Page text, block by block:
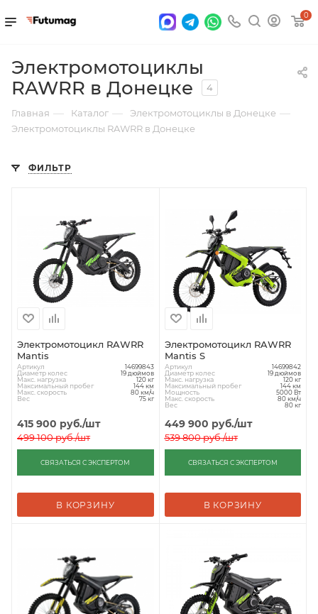
0
Электромотоциклы
RAWRR в Донецке
4
Главная — Каталог — Электромотоциклы в Донецке —
Электромотоциклы RAWRR в Донецке
ФИЛЬТР
Электромотоцикл RAWRR
Mantis
Артикул 14699843
Диаметр колес 19 дюймов
Макс. нагрузка 120 кг
Максимальный пробег 144 км
Макс. скорость 80 км/ч
Вес 75 кг
415 900 руб./шт
499 100руб./шт
СВЯЗАТЬСЯ С ЭКСПЕРТОМ
В КОРЗИНУ
Электромотоцикл RAWRR
Mantis S
Артикул 14699842
Диаметр колес 19 дюймов
Макс. нагрузка 120 кг
Максимальный пробег 144 км
Мощность 5000 Вт
Макс. скорость 80 км/ч
Вес 80 кг
449 900 руб./шт
539 800руб./шт
СВЯЗАТЬСЯ С ЭКСПЕРТОМ
В КОРЗИНУ